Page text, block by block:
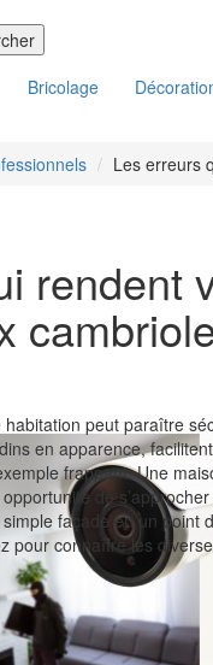
Bricolage
Les erreurs
rendent
habitation peut paraître
en apparence,
frappant. Une
de
façade en un point
pour connaître les